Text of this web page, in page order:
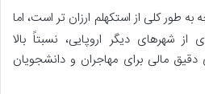
به طور کلی از استکهلم ارزان تر است، اما
شهرهای دیگر اروپایی، نسبتاً بالا
مالی برای مهاجران و دانشجویان